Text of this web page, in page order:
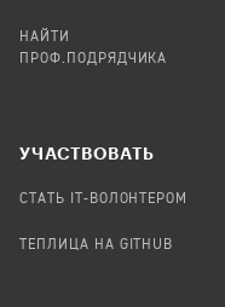
НАЙТИ
ПРОФ.ПОДРЯДЧИКА
УЧАСТВОВАТЬ
СТАТЬ IT-ВОЛОНТЕРОМ
ТЕПЛИЦА НА GITHUB